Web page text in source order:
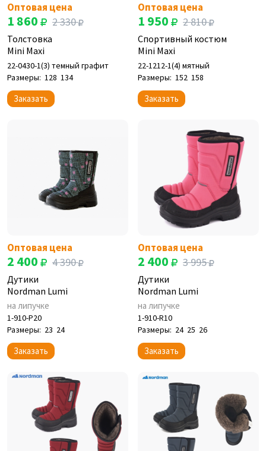
Оптовая цена
1 860 2 330
Толстовка
Mini Maxi
22-0430-1(3) темный графит
Размеры: 128 134
Заказать
Оптовая цена
1 950 2 810
Спортивный костюм
Mini Maxi
22-1212-1(4) мятный
Размеры: 152 158
Заказать
Оптовая цена
2 400 4 390
Дутики
Nordman Lumi
на липучке
1-910-P20
Размеры: 23 24
Заказать
Оптовая цена
2 400 3 995
Дутики
Nordman Lumi
на липучке
1-910-R10
Размеры: 24 25 26
Заказать